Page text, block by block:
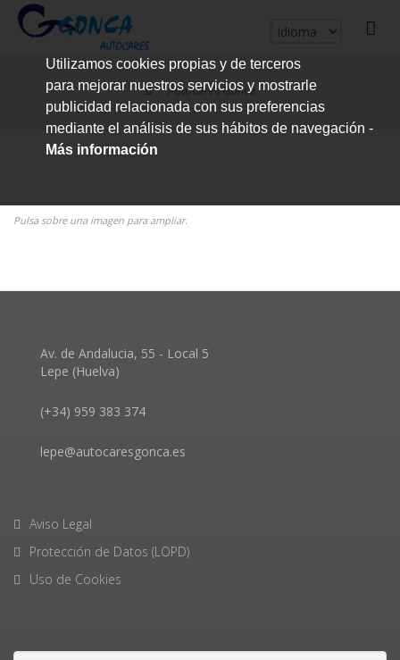
cerrar
Utilizamos cookies propias y de terceros
para mejorar nuestros servicios y mostrarle
publicidad relacionada con sus preferencias
mediante el análisis de sus hábitos de navegación -
Más información
Autocares Gonca
Pulsa sobre una imagen para ampliar.
Av. de Andalucia, 55 - Local 5
Lepe (Huelva)
(+34) 959 383 374
lepe@autocaresgonca.es
Aviso Legal
Protección de Datos (LOPD)
Uso de Cookies